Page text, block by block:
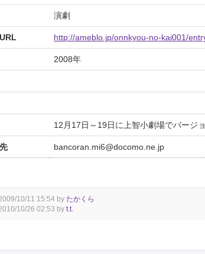
演劇
http://ameblo.jp/onnkyou-no-kai001/
2008年
12月17日～19日に上智小劇場でバージ
bancoran.mi6@docomo.ne.jp
10/11 15:54 by たかくら
10/26 02:53 by t.t.